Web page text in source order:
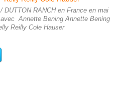
DUTTON RANCH en France en mai
Annette Bening Annette Bening
Reilly Cole Hauser